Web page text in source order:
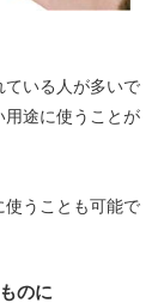
ている人が多いで
用途に使うことが
使うことも可能で
のに